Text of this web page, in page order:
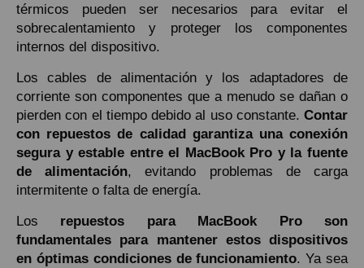
térmicos pueden ser necesarios para evitar el
sobrecalentamiento y proteger los componentes
internos del dispositivo.
Los cables de alimentación y los adaptadores de
corriente son componentes que a menudo se dañan o
pierden con el tiempo debido al uso constante. Contar
con repuestos de calidad garantiza una conexión
segura y estable entre el MacBook Pro y la fuente
de alimentación, evitando problemas de carga
intermitente o falta de energía.
Los repuestos para MacBook Pro son
fundamentales para mantener estos dispositivos
en óptimas condiciones de funcionamiento. Ya sea